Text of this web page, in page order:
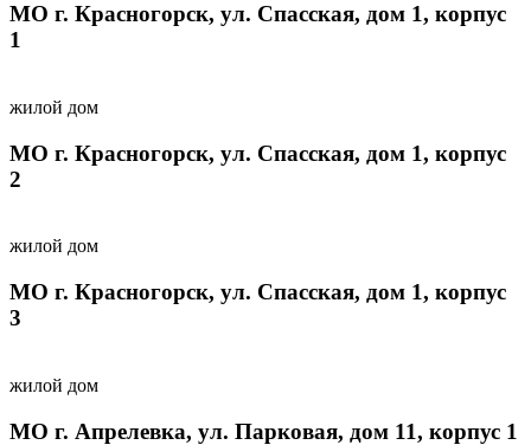
МО г. Красногорск, ул. Спасская, дом 1, корпус
1
жилой дом
МО г. Красногорск, ул. Спасская, дом 1, корпус
2
жилой дом
МО г. Красногорск, ул. Спасская, дом 1, корпус
3
жилой дом
МО г. Апрелевка, ул. Парковая, дом 11, корпус 1